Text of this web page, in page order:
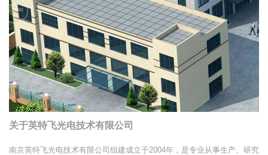
关于英特飞光电技术有限公司
南京英特飞光电技术有限公司组建成立于2004年，是专业从事生产、研究